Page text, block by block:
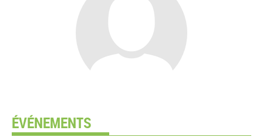
ÉVÉNEMENTS